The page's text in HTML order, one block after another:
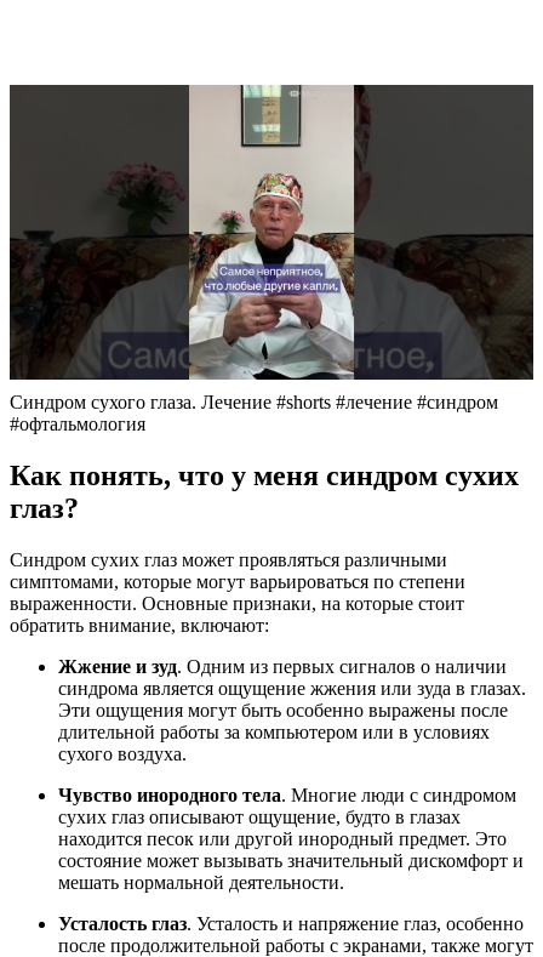
Синдром сухого глаза. Лечение #shorts #лечение #синдром
#офтальмология
Как понять, что у меня синдром сухих
глаз?
Синдром сухих глаз может проявляться различными
симптомами, которые могут варьироваться по степени
выраженности. Основные признаки, на которые стоит
обратить внимание, включают:
Жжение и зуд. Одним из первых сигналов о наличии
синдрома является ощущение жжения или зуда в глазах.
Эти ощущения могут быть особенно выражены после
длительной работы за компьютером или в условиях
сухого воздуха.
Чувство инородного тела. Многие люди с синдромом
сухих глаз описывают ощущение, будто в глазах
находится песок или другой инородный предмет. Это
состояние может вызывать значительный дискомфорт и
мешать нормальной деятельности.
Усталость глаз. Усталость и напряжение глаз, особенно
после продолжительной работы с экранами, также могут